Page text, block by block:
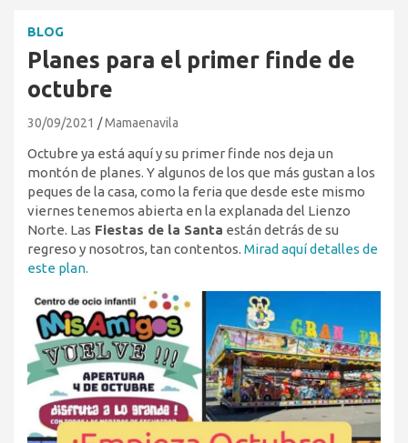
BLOG
Planes para el primer finde de
octubre
30/09/2021 Mamaenavila
Octubre ya está aquí y su primer finde nos deja un
montón de planes. Y algunos de los que más gustan a los
peques de la casa, como la feria que desde este mismo
viernes tenemos abierta en la explanada del Lienzo
Norte. Las Fiestas de la Santa están detrás de su
regreso y nosotros, tan contentos. Mirad aquí detalles de
este plan.